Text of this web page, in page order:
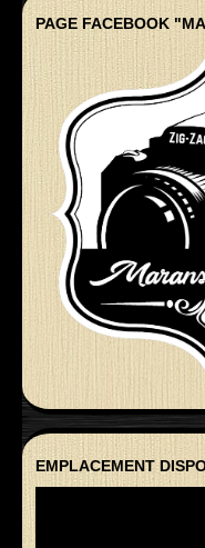
PAGE FACEBOOK
EMPLACEMENT